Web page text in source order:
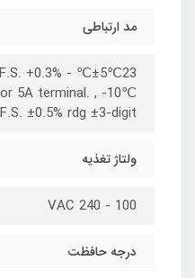
مد ارتباطی
F.S. +0.3%
5A terminal. , -10℃
±0.5% rdg ±3-digit
ولتاژ تغذیه
100 - 240 VAC
درجه حافظت